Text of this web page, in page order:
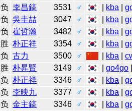
负 李昌鎬 3531 ♂ kba |
负 吳圭喆 3047 ♂ kba |
负 崔哲瀚 3482 ♂ kba |
胜 朴正祥 3354 ♂ kba |
负 古力 3500 ♂ kba |
胜 朴昇賢 3149 ♂ |go4go
负 朴正祥 3346 ♂ kba |
负 李映九 3377 ♂ kba |
负 金主鎬 3346 ♂ kba |